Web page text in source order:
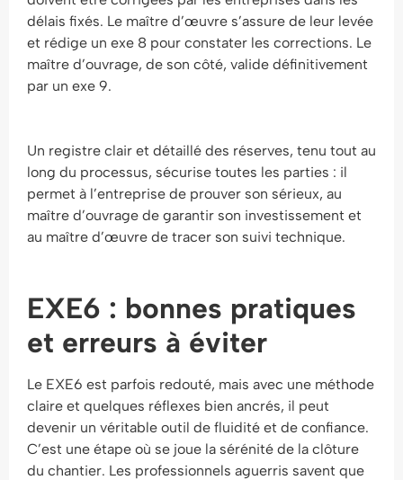
délais fixés. Le maître d’œuvre s’assure de leur levée
et rédige un exe 8 pour constater les corrections. Le
maître d’ouvrage, de son côté, valide définitivement
par un exe 9.
Un registre clair et détaillé des réserves, tenu tout au
long du processus, sécurise toutes les parties : il
permet à l’entreprise de prouver son sérieux, au
maître d’ouvrage de garantir son investissement et
au maître d’œuvre de tracer son suivi technique.
EXE6 : bonnes pratiques
et erreurs à éviter
Le EXE6 est parfois redouté, mais avec une méthode
claire et quelques réflexes bien ancrés, il peut
devenir un véritable outil de fluidité et de confiance.
C’est une étape où se joue la sérénité de la clôture
du chantier. Les professionnels aguerris savent que